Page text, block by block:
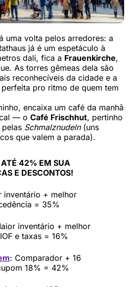
uma volta pelos arredores: a
já é um espetáculo à
dali, fica a Frauenkirche,
As torres gêmeas dela são
reconhecíveis da cidade e a
pro ritmo de quem tem
encaixa um café da manhã
— o Café Frischhut, pertinho
Schmalznudeln(uns
que valem a parada).
42% EM SUA
E DESCONTOS!
inventário + melhor
= 35%
inventário + melhor
e taxas = 16%
: Comparador + 16
18% = 42%